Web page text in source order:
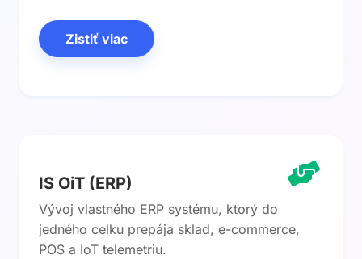
Zistiť viac
IS OiT (ERP)
Vývoj vlastného ERP systému, ktorý do
jedného celku prepája sklad, e-commerce,
POS a IoT telemetriu.